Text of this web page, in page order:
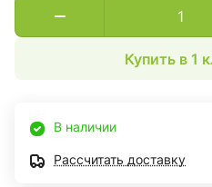
Купить в 1
В наличии
Рассчитать доставку